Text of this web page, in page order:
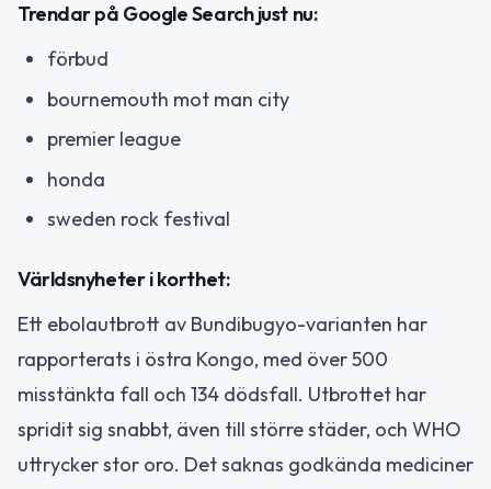
Trendar på Google Search just nu:
förbud
bournemouth mot man city
premier league
honda
sweden rock festival
Världsnyheter i korthet:
Ett ebolautbrott av Bundibugyo-varianten har
rapporterats i östra Kongo, med över 500
misstänkta fall och 134 dödsfall. Utbrottet har
spridit sig snabbt, även till större städer, och WHO
uttrycker stor oro. Det saknas godkända mediciner